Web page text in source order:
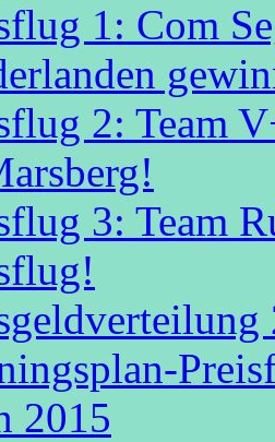
1: Com
2: Team
3: Team
2015